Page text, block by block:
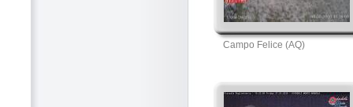
Campo Felice (AQ)